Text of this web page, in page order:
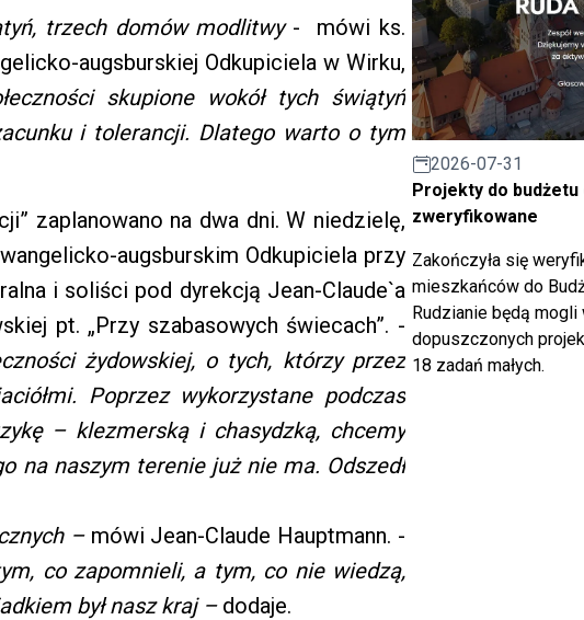
trzech domów modlitwy - mówi ks.
augsburskiej Odkupiciela w Wirku,
skupione wokół tych świątyń
i tolerancji. Dlatego warto o tym
zaplanowano na dwa dni. W niedzielę,
augsburskim Odkupiciela przy
i soliści pod dyrekcją Jean-Claude`a
pt. „Przy szabasowych świecach”. -
żydowskiej, o tych, którzy przez
Poprzez wykorzystane podczas
– klezmerską i chasydzką, chcemy
na naszym terenie już nie ma. Odszedł
– mówi Jean-Claude Hauptmann. -
co zapomnieli, a tym, co nie wiedzą,
był nasz kraj – dodaje.
2026-07-31
Projekty do
zweryfikowane
Zakończyła się
mieszkańców do
Rudzianie będą
dopuszczonych
18 zadań małych.